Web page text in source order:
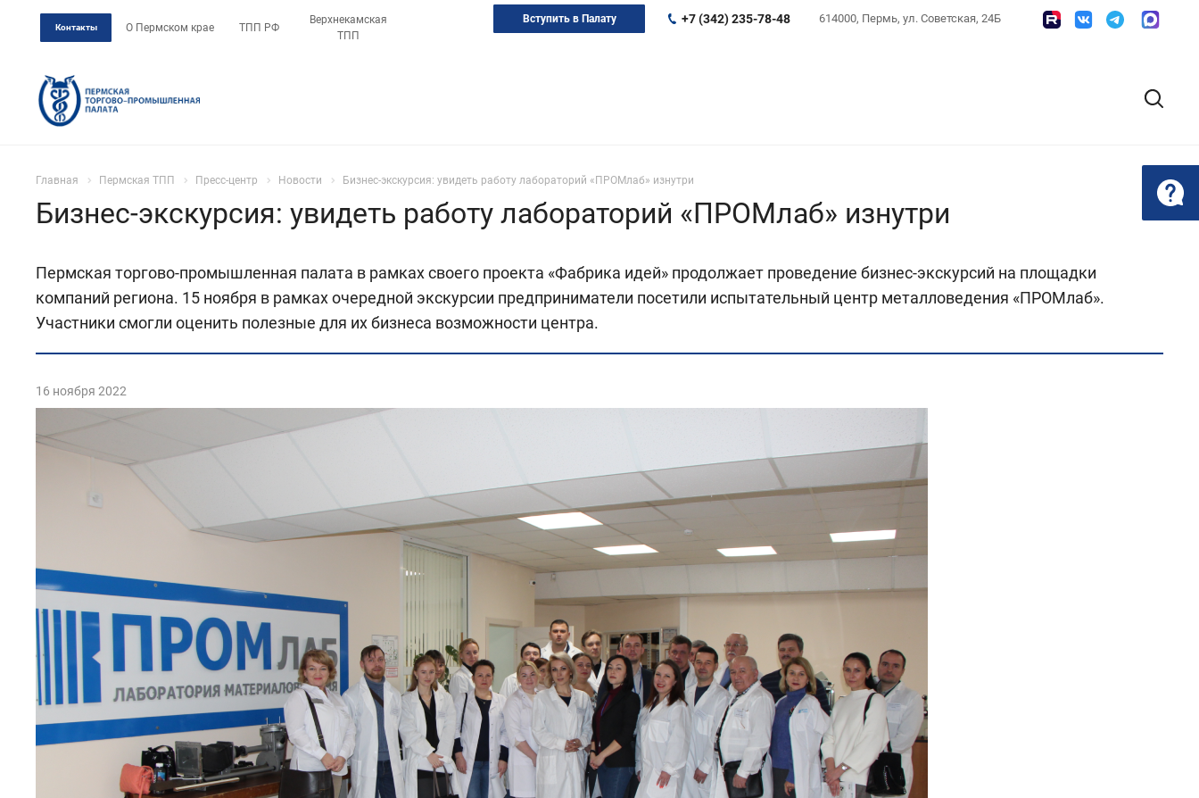
Контакты О Пермском крае ТПП РФ
Верхнекамская
ТПП
614000, Пермь, ул. Советская, 24Б
+7 (342) 235-78-48
Вступить в Палату
Главная Пермская ТПП Пресс-центр Новости Бизнес-экскурсия: увидеть работу лабораторий «ПРОМлаб» изнутри
Бизнес-экскурсия: увидеть работу лабораторий «ПРОМлаб» изнутри
Пермская торгово-промышленная палата в рамках своего проекта «Фабрика идей» продолжает проведение бизнес-экскурсий на площадки
компаний региона. 15 ноября в рамках очередной экскурсии предприниматели посетили испытательный центр металловедения «ПРОМлаб».
Участники смогли оценить полезные для их бизнеса возможности центра.
16 ноября 2022